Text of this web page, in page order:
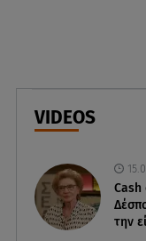
Κυψέλη:
απόρριψη
06.08.26 , 07:50
Θεοδωρίδου:
VIDEOS
την